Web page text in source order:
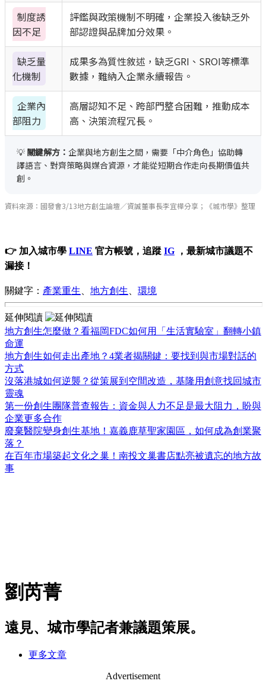
制度誘
因不足
評鑑與政策機制不明確，企業投入後缺乏外
部認證與品牌加分效果。
缺乏量
化機制
成果多為質性敘述，缺乏GRI、SROI等標準
數據，難納入企業永續報告。
企業內
部阻力
高層認知不足、跨部門整合困難，推動成本
高、決策流程冗長。
💡 關鍵解方： 企業與地方創生之間，需要「中介角色」協助轉
譯語言、對齊策略與媒合資源，才能從短期合作走向長期價值共
創。
資料來源：國發會3/13地方創生論壇／資誠董事長李宜樺分享；《城市學》整理
👉 加入城市學 LINE 官方帳號，追蹤 IG ，最新城市議題不
漏接！
關鍵字： 產業重生 地方創生 環境
延伸閱讀
地方創生怎麼做？看福岡FDC如何用「生活實驗室」翻轉小鎮
命運
地方創生如何走出產地？4業者揭關鍵：要找到與市場對話的
方式
沒落港城如何逆襲？從策展到空間改造，基隆用創意找回城市
靈魂
第一份創生團隊普查報告：資金與人力不足是最大阻力，盼與
企業更多合作
廢棄醫院變身創生基地！嘉義鹿草聖家園區，如何成為創業聚
落？
在百年市場築起文化之巢！南投文巢書店點亮被遺忘的地方故
事
劉芮菁
遠見、城市學記者兼議題策展。
更多文章
Advertisement